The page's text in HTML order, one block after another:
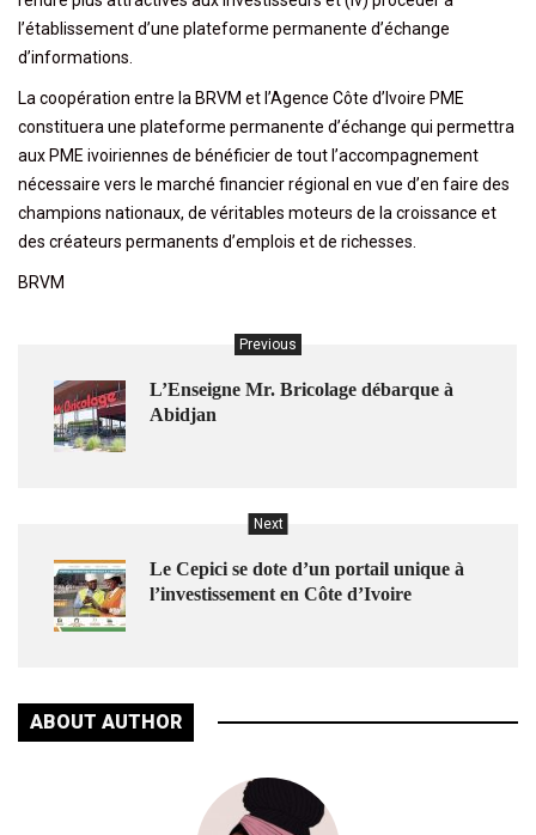
l’établissement d’une plateforme permanente d’échange
d’informations.
La coopération entre la BRVM et l’Agence Côte d’Ivoire PME
constituera une plateforme permanente d’échange qui permettra
aux PME ivoiriennes de bénéficier de tout l’accompagnement
nécessaire vers le marché financier régional en vue d’en faire des
champions nationaux, de véritables moteurs de la croissance et
des créateurs permanents d’emplois et de richesses.
BRVM
Previous
L’Enseigne Mr. Bricolage débarque à
Abidjan
Next
Le Cepici se dote d’un portail unique à
l’investissement en Côte d’Ivoire
ABOUT AUTHOR